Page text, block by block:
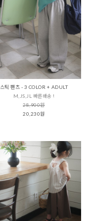
스틱 팬츠 - 3 COLOR + ADULT
M,JS,JL 빠른배송 !
28,900원
20,230원